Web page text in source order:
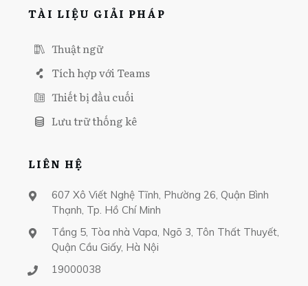
TÀI LIỆU GIẢI PHÁP
Thuật ngữ
Tích hợp với Teams
Thiết bị đầu cuối
Lưu trữ thống kê
LIÊN HỆ
607 Xô Viết Nghệ Tĩnh, Phường 26, Quận Bình
Thạnh, Tp. Hồ Chí Minh
Tầng 5, Tòa nhà Vapa, Ngõ 3, Tôn Thất Thuyết,
Quận Cầu Giấy, Hà Nội
19000038